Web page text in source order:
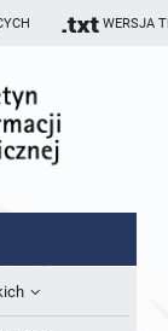
WERSJA